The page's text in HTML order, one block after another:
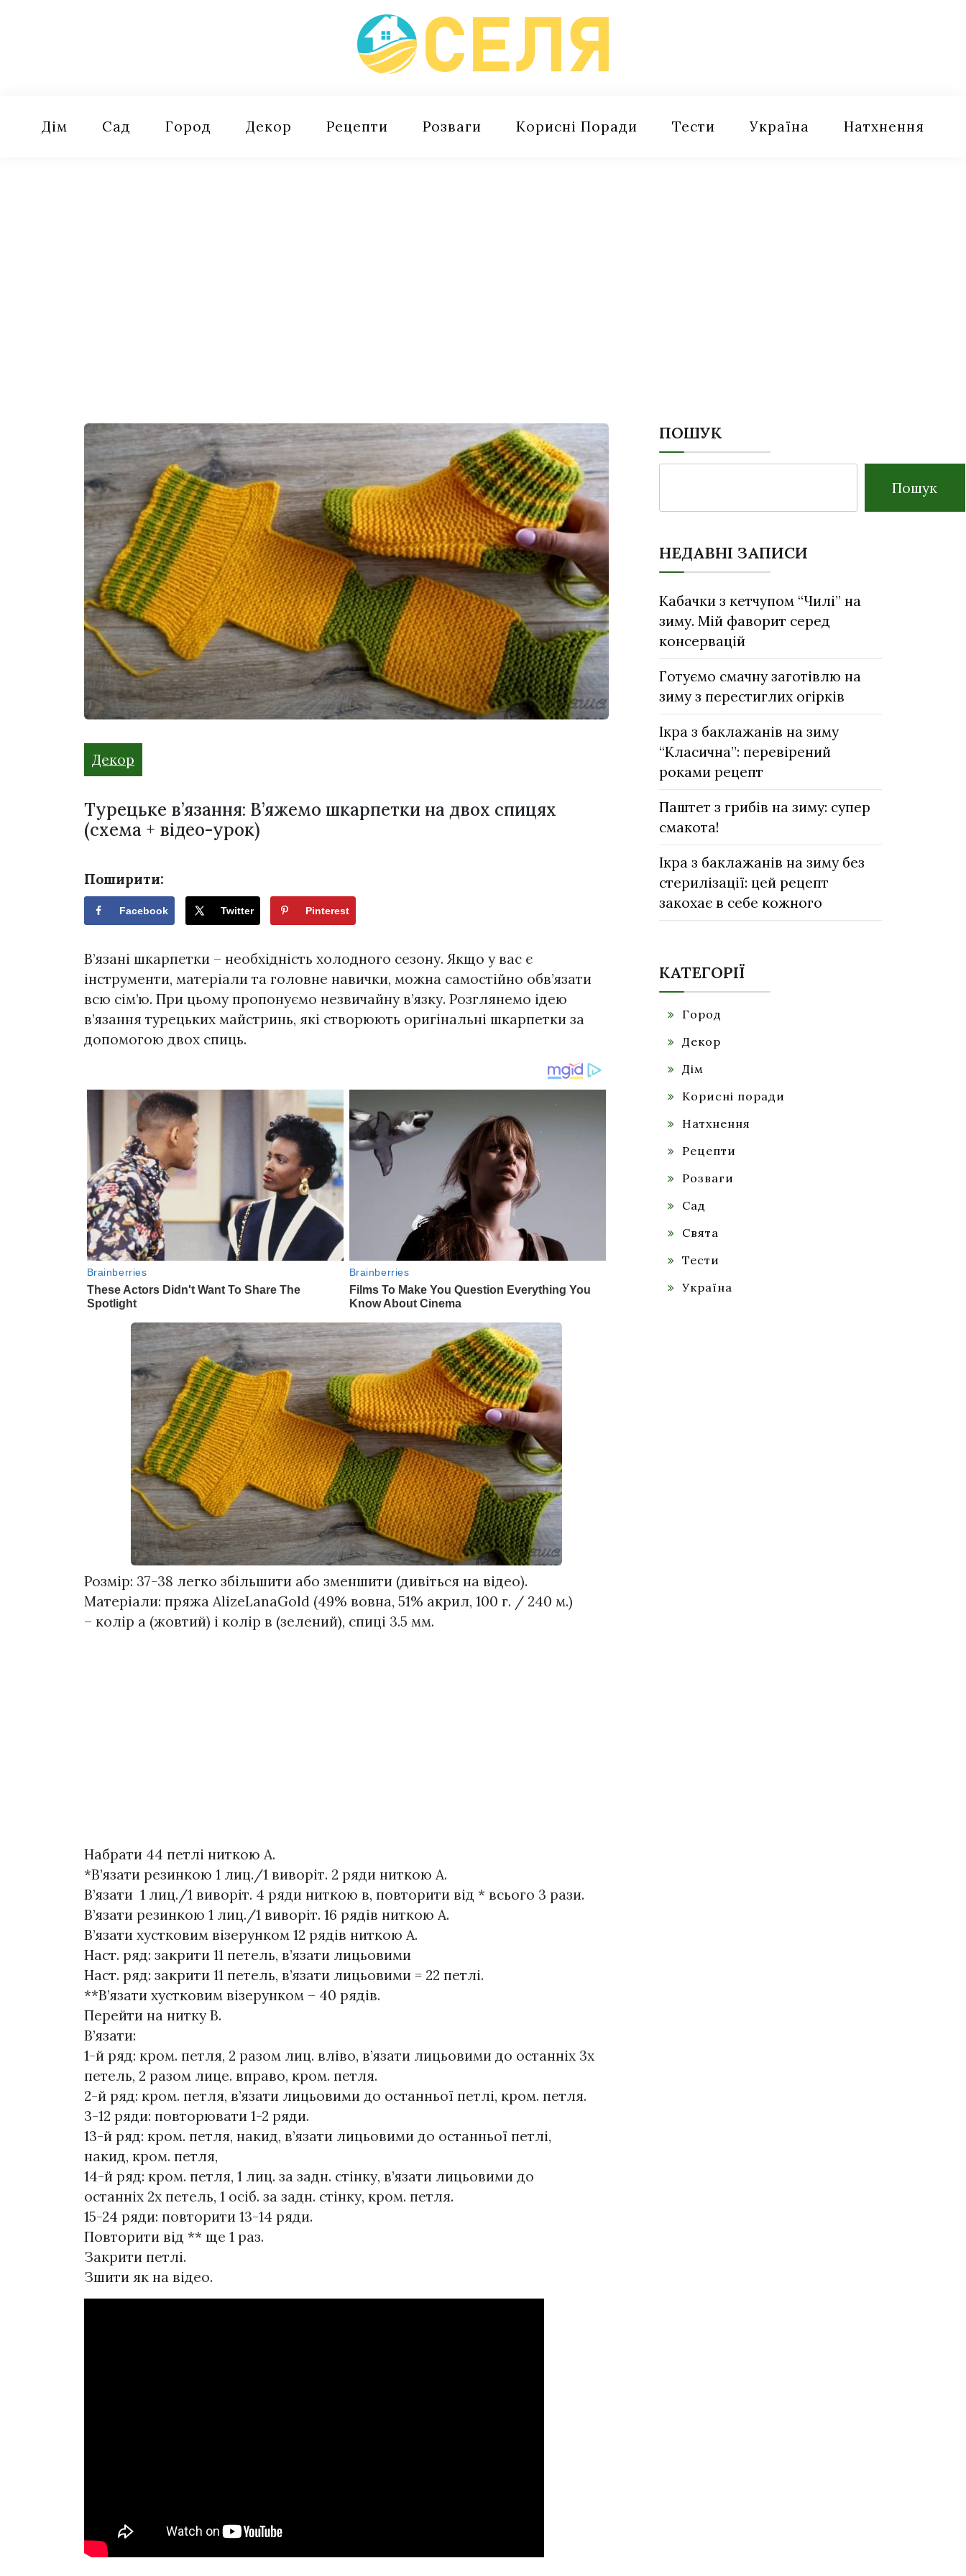
Дім Сад Город Декор Рецепти Розваги Корисні Поради Тести Україна Натхнення
Декор
Турецьке в’язання: В’яжемо шкарпетки на двох спицях
(схема + відео-урок)
Поширити:
Facebook Twitter Pinterest
В’язані шкарпетки – необхідність холодного сезону. Якщо у вас є
інструменти, матеріали та головне навички, можна самостійно обв’язати
всю сім’ю. При цьому пропонуємо незвичайну в’язку. Розглянемо ідею
в’язання турецьких майстринь, які створюють оригінальні шкарпетки за
допомогою двох спиць.
Розмір: 37-38 легко збільшити або зменшити (дивіться на відео).
Матеріали: пряжа AlizeLanaGold (49% вовна, 51% акрил, 100 г. / 240 м.)
– колір а (жовтий) і колір в (зелений), спиці 3.5 мм.
Набрати 44 петлі ниткою А.
*В’язати резинкою 1 лиц./1 виворіт. 2 ряди ниткою А.
В’язати 1 лиц./1 виворіт. 4 ряди ниткою в, повторити від * всього 3 рази.
В’язати резинкою 1 лиц./1 виворіт. 16 рядів ниткою А.
В’язати хустковим візерунком 12 рядів ниткою А.
Наст. ряд: закрити 11 петель, в’язати лицьовими
Наст. ряд: закрити 11 петель, в’язати лицьовими = 22 петлі.
**В’язати хустковим візерунком – 40 рядів.
Перейти на нитку В.
В’язати:
1-й ряд: кром. петля, 2 разом лиц. вліво, в’язати лицьовими до останніх 3х
петель, 2 разом лице. вправо, кром. петля.
2-й ряд: кром. петля, в’язати лицьовими до останньої петлі, кром. петля.
3-12 ряди: повторювати 1-2 ряди.
13-й ряд: кром. петля, накид, в’язати лицьовими до останньої петлі,
накид, кром. петля,
14-й ряд: кром. петля, 1 лиц. за задн. стінку, в’язати лицьовими до
останніх 2х петель, 1 осіб. за задн. стінку, кром. петля.
15-24 ряди: повторити 13-14 ряди.
Повторити від ** ще 1 раз.
Закрити петлі.
Зшити як на відео.
ПОШУК
Пошук
НЕДАВНІ ЗАПИСИ
Кабачки з кетчупом “Чилі” на
зиму. Мій фаворит серед
консервацій
Готуємо смачну заготівлю на
зиму з перестиглих огірків
Ікра з баклажанів на зиму
“Класична”: перевірений
роками рецепт
Паштет з грибів на зиму: cупер
смакота!
Ікра з баклажанів на зиму без
стерилізації: цей рецепт
закохає в себе кожного
КАТЕГОРІЇ
Город
Декор
Дім
Корисні поради
Натхнення
Рецепти
Розваги
Сад
Свята
Тести
Україна